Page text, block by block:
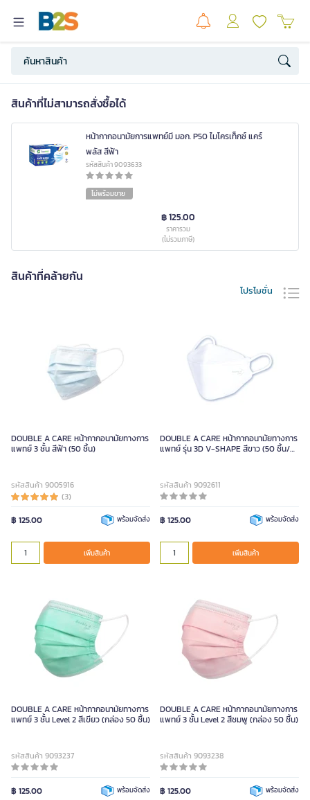
สินค้าที่ไม่สามารถสั่งซื้อได้
หน้ากากอนามัยการแพทย์มี มอก. P50 ไมโครเท็กซ์ แคร์
พลัส สีฟ้า
รหัสสินค้า 9093633
ไม่พร้อมขาย
฿ 125.00
ราคารวม
(ไม่รวมภาษี)
สินค้าที่คล้ายกัน
โปรโมชั่น
DOUBLE A CARE หน้ากากอนามัยทางการ
แพทย์ 3 ชั้น สีฟ้า (50 ชิ้น)
รหัสสินค้า 9005916
(3)
฿ 125.00
พร้อมจัดส่ง
เพิ่มสินค้า
DOUBLE A CARE หน้ากากอนามัยทางการ
แพทย์ รุ่น 3D V-SHAPE สีขาว (50 ชิ้น/
รหัสสินค้า 9092611
฿ 125.00 พร้อมจัดส่ง
เพิ่มสินค้า
DOUBLE A CARE หน้ากากอนามัยทางการ
แพทย์ 3 ชั้น Level 2 สีเขียว (กล่อง 50 ชิ้น)
รหัสสินค้า 9093237
฿ 125.00 พร้อมจัดส่ง
DOUBLE A CARE หน้ากากอนามัยทางการ
แพทย์ 3 ชั้น Level 2 สีชมพู (กล่อง 50 ชิ้น)
รหัสสินค้า 9093238
฿ 125.00 พร้อมจัดส่ง